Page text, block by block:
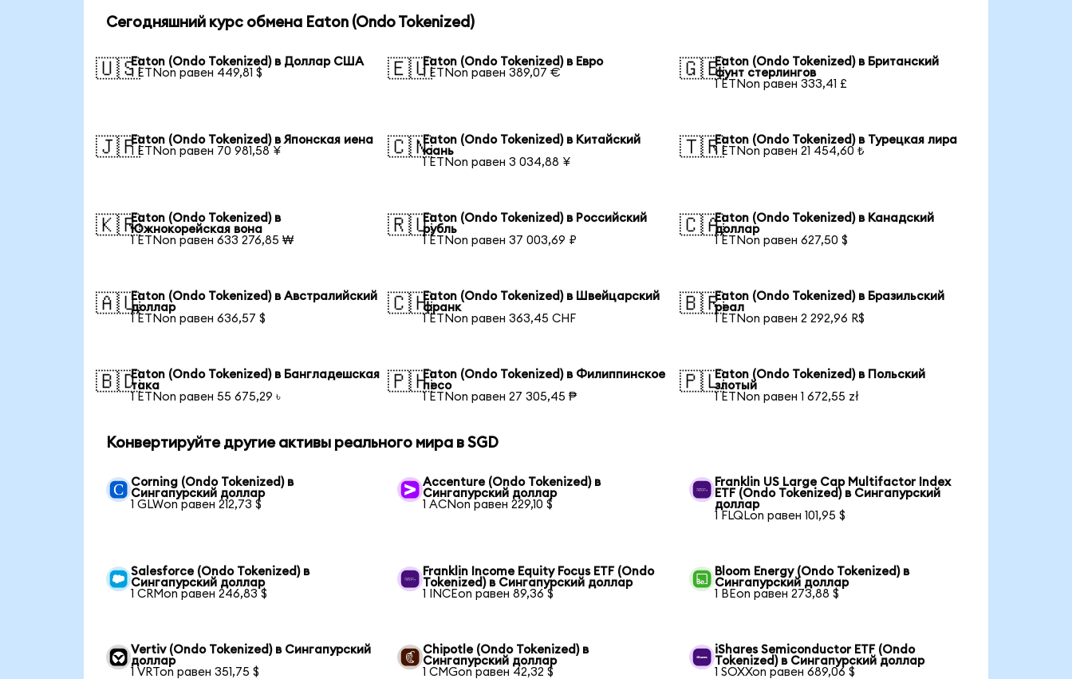
Сегодняшний курс обмена Eaton (Ondo Tokenized)
🇺🇸Eaton (Ondo Tokenized) в Доллар США
1 ETNon равен 449,81 $
🇪🇺Eaton (Ondo Tokenized) в Евро
1 ETNon равен 389,07 €
🇬🇧Eaton (Ondo Tokenized) в Британский
фунт стерлингов
1 ETNon равен 333,41 £
🇯🇵Eaton (Ondo Tokenized) в Японская иена
1 ETNon равен 70 981,58 ¥
🇨🇳Eaton (Ondo Tokenized) в Китайский
юань
1 ETNon равен 3 034,88 ¥
🇹🇷Eaton (Ondo Tokenized) в Турецкая лира
1 ETNon равен 21 454,60 ₺
🇰🇷Eaton (Ondo Tokenized) в
Южнокорейская вона
1 ETNon равен 633 276,85 ₩
🇷🇺Eaton (Ondo Tokenized) в Российский
рубль
1 ETNon равен 37 003,69 ₽
🇨🇦Eaton (Ondo Tokenized) в Канадский
доллар
1 ETNon равен 627,50 $
🇦🇺Eaton (Ondo Tokenized) в Австралийский
доллар
1 ETNon равен 636,57 $
🇨🇭Eaton (Ondo Tokenized) в Швейцарский
франк
1 ETNon равен 363,45 CHF
🇧🇷Eaton (Ondo Tokenized) в Бразильский
реал
1 ETNon равен 2 292,96 R$
🇧🇩Eaton (Ondo Tokenized) в Бангладешская
така
1 ETNon равен 55 675,29 ৳
🇵🇭Eaton (Ondo Tokenized) в Филиппинское
песо
1 ETNon равен 27 305,45 ₱
🇵🇱Eaton (Ondo Tokenized) в Польский
злотый
1 ETNon равен 1 672,55 zł
Конвертируйте другие активы реального мира в SGD
Corning (Ondo Tokenized) в
Сингапурский доллар
1 GLWon равен 212,73 $
Accenture (Ondo Tokenized) в
Сингапурский доллар
1 ACNon равен 229,10 $
Franklin US Large Cap Multifactor Index
ETF (Ondo Tokenized) в Сингапурский
доллар
1 FLQLon равен 101,95 $
Salesforce (Ondo Tokenized) в
Сингапурский доллар
1 CRMon равен 246,83 $
Franklin Income Equity Focus ETF (Ondo
Tokenized) в Сингапурский доллар
1 INCEon равен 89,36 $
Bloom Energy (Ondo Tokenized) в
Сингапурский доллар
1 BEon равен 273,88 $
Vertiv (Ondo Tokenized) в Сингапурский
доллар
1 VRTon равен 351,75 $
Chipotle (Ondo Tokenized) в
Сингапурский доллар
1 CMGon равен 42,32 $
iShares Semiconductor ETF (Ondo
Tokenized) в Сингапурский доллар
1 SOXXon равен 689,06 $